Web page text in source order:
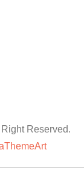
Reserved.